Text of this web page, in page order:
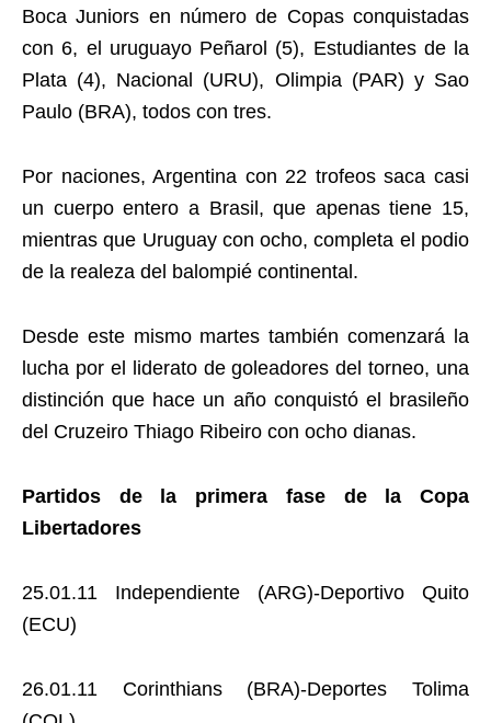
Boca Juniors en número de Copas conquistadas
con 6, el uruguayo Peñarol (5), Estudiantes de la
Plata (4), Nacional (URU), Olimpia (PAR) y Sao
Paulo (BRA), todos con tres.
Por naciones, Argentina con 22 trofeos saca casi
un cuerpo entero a Brasil, que apenas tiene 15,
mientras que Uruguay con ocho, completa el podio
de la realeza del balompié continental.
Desde este mismo martes también comenzará la
lucha por el liderato de goleadores del torneo, una
distinción que hace un año conquistó el brasileño
del Cruzeiro Thiago Ribeiro con ocho dianas.
Partidos de la primera fase de la Copa
Libertadores
25.01.11 Independiente (ARG)-Deportivo Quito
(ECU)
26.01.11 Corinthians (BRA)-Deportes Tolima